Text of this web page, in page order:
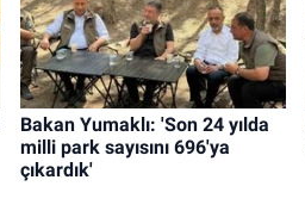
Bakan Yumaklı: 'Son 24 yılda
milli park sayısını 696'ya
çıkardık'